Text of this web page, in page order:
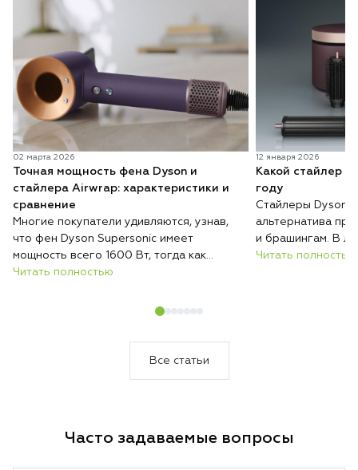
02 марта 2026
Точная мощность фена Dyson и
стайлера Airwrap: характеристики и
сравнение
Многие покупатели удивляются, узнав,
что фен Dyson Supersonic имеет
мощность всего 1600 Вт, тогда как
обычные фены нередко работают на
сопоставимых условиях Dyson сушит
Читать полностью
12 января 2026
Какой стайлер
году
Стайлеры Dyson
альтернатива
и брашингам. В
серий с разными
Читать полностью
Все статьи
Часто задаваемые вопросы